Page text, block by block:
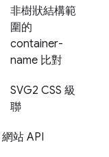
非樹狀結構範
圍的
container-
name 比對
SVG2 CSS 級
聯
網站 API